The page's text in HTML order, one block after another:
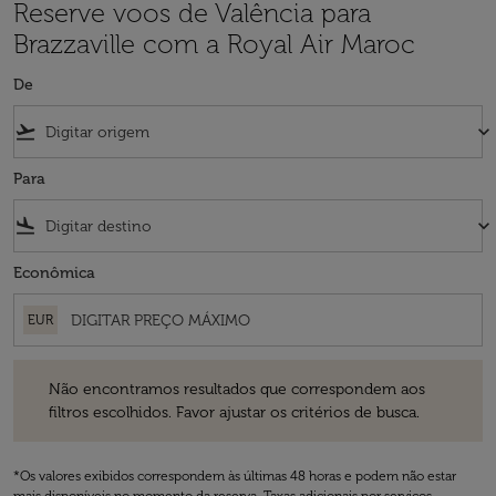
Reserve voos de Valência para
Brazzaville com a Royal Air Maroc
De
flight_takeoff keyboard_arrow_down
Para
flight_land keyboard_arrow_down
Econômica
EUR
Não encontramos resultados que correspondem aos
filtros escolhidos. Favor ajustar os critérios de busca.
*Os valores exibidos correspondem às últimas 48 horas e podem não estar